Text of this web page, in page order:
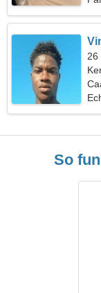
26
So